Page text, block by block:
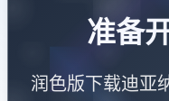
准备
润色版下载迪亚